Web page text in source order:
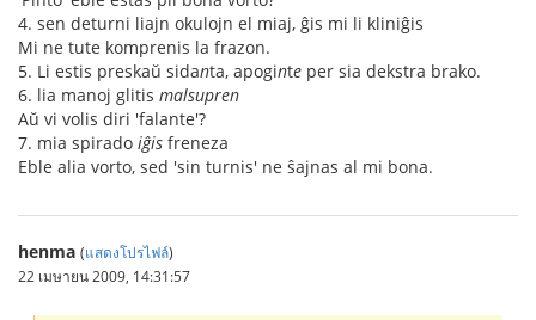
4. sen deturni liajn okulojn el miaj, ĝis mi li kliniĝis
Mi ne tute komprenis la frazon.
5. Li estis preskaŭ sidanta, apoginte per sia dekstra brako.
6. lia manoj glitis malsupren
Aŭ vi volis diri 'falante'?
7. mia spirado iĝis freneza
Eble alia vorto, sed 'sin turnis' ne ŝajnas al mi bona.
henma (แสดงโปรไฟล์)
22 เมษายน 2009, 14:31:57